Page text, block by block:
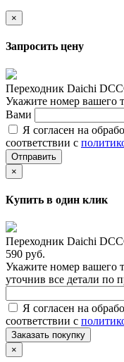
×
Запросить цену
Переходник Daichi
Укажите номер вашего
Вами
Я согласен на
соответствии с
Отправить
×
Купить в один клик
Переходник Daichi
590 руб.
Укажите номер вашего
уточнив все детали по
Я согласен на
соответствии с
Заказать покупку
×